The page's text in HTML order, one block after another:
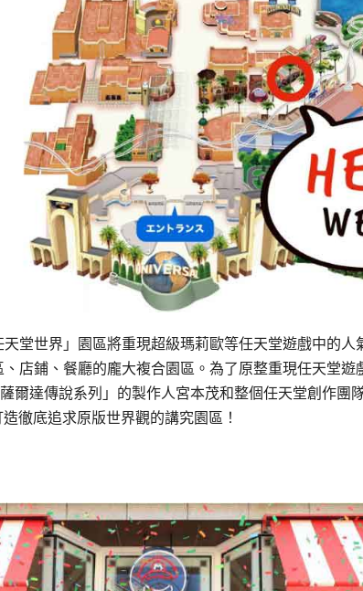
堂世界」園區將重現超級瑪莉歐等任天堂遊戲中的人
店鋪、餐廳的龐大複合園區。為了原整重現任天堂遊
爾達傳說系列」的製作人宮本茂和整個任天堂創作團
徹底追求原版世界觀的講究園區！